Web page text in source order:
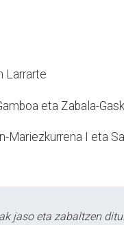
Larrarte
eta Zabala-
Mariezkurrena I eta
jaso eta zabaltzen